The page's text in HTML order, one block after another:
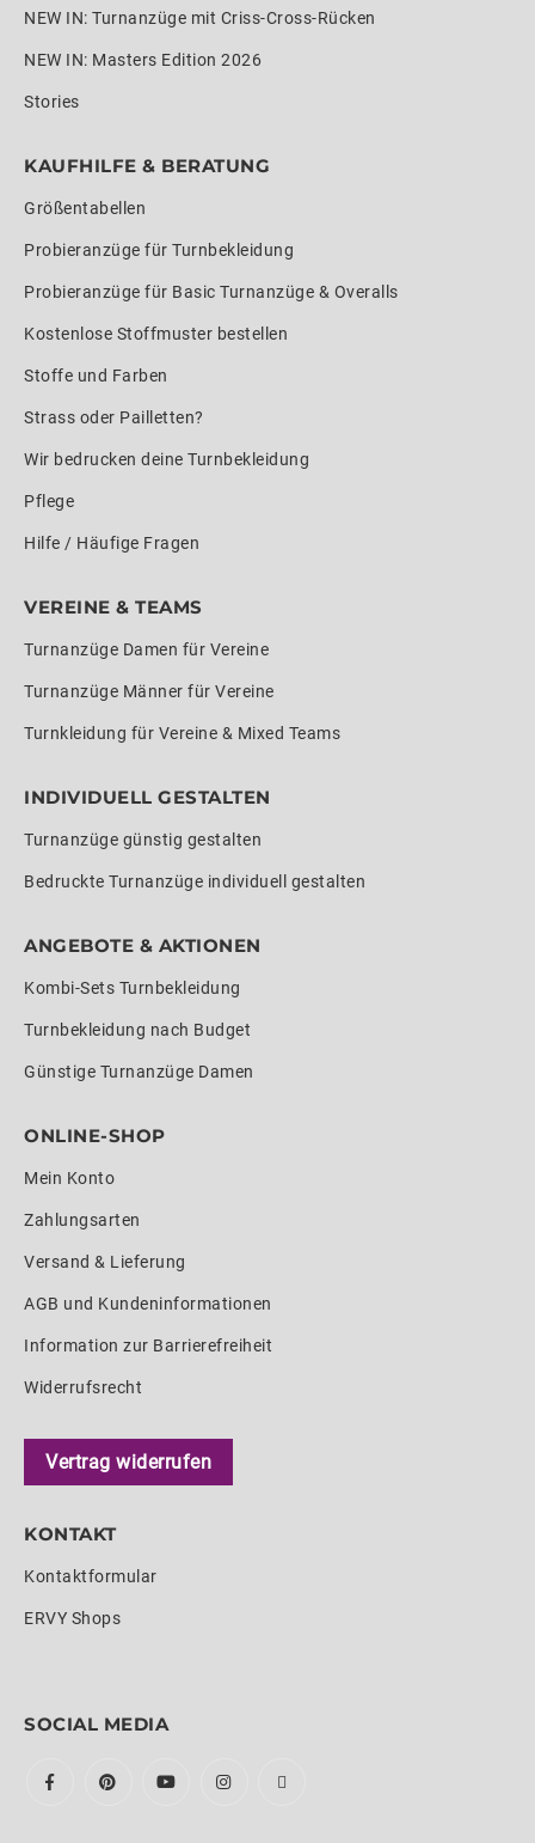
NEW IN: Turnanzüge mit Criss-Cross-Rücken
NEW IN: Masters Edition 2026
Stories
KAUFHILFE & BERATUNG
Größentabellen
Probieranzüge für Turnbekleidung
Probieranzüge für Basic Turnanzüge & Overalls
Kostenlose Stoffmuster bestellen
Stoffe und Farben
Strass oder Pailletten?
Wir bedrucken deine Turnbekleidung
Pflege
Hilfe / Häufige Fragen
VEREINE & TEAMS
Turnanzüge Damen für Vereine
Turnanzüge Männer für Vereine
Turnkleidung für Vereine & Mixed Teams
INDIVIDUELL GESTALTEN
Turnanzüge günstig gestalten
Bedruckte Turnanzüge individuell gestalten
ANGEBOTE & AKTIONEN
Kombi-Sets Turnbekleidung
Turnbekleidung nach Budget
Günstige Turnanzüge Damen
ONLINE-SHOP
Mein Konto
Zahlungsarten
Versand & Lieferung
AGB und Kundeninformationen
Information zur Barrierefreiheit
Widerrufsrecht
Vertrag widerrufen
KONTAKT
Kontaktformular
ERVY Shops
SOCIAL MEDIA